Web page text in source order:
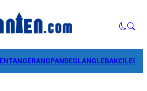
TANGERANGPANDEGLANGLEBAK